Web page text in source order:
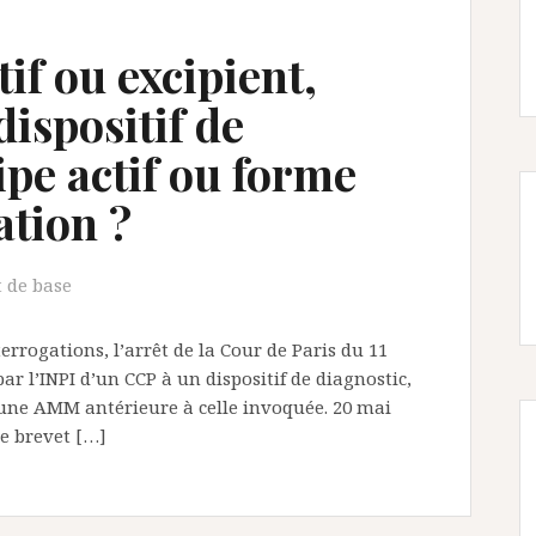
ou excipient,
de
actif ou forme
?
base
l’arrêt de la Cour de Paris du 11
l’INPI d’un CCP à un dispositif de diagnostic,
AMM antérieure à celle invoquée. 20 mai
brevet […]